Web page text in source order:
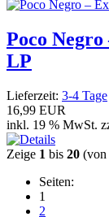
Poco
LP
Lieferzeit: 3-4 Tage
16,99 EUR
inkl. 19 % MwSt.
Zeige 1 bis 20 (von
Seiten:
1
2